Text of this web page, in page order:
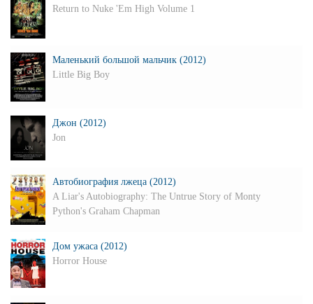
Return to Nuke 'Em High Volume 1
Маленький большой мальчик (2012)
Little Big Boy
Джон (2012)
Jon
Автобиография лжеца (2012)
A Liar's Autobiography: The Untrue Story of Monty
Python's Graham Chapman
Дом ужаса (2012)
Horror House